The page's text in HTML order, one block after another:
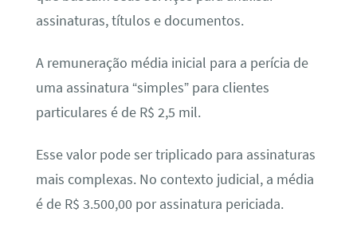
assinaturas, títulos e documentos.
A remuneração média inicial para a perícia de
uma assinatura “simples” para clientes
particulares é de R$ 2,5 mil.
Esse valor pode ser triplicado para assinaturas
mais complexas. No contexto judicial, a média
é de R$ 3.500,00 por assinatura periciada.